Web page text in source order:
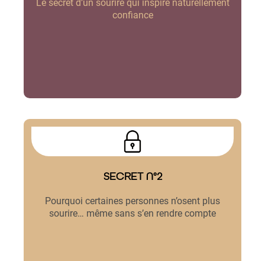
Le secret d’un sourire qui inspire naturellement
confiance
SECRET N°2
Pourquoi certaines personnes n’osent plus
sourire… même sans s’en rendre compte